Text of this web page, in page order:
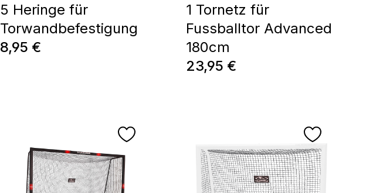
5 Heringe für
Torwandbefestigung
Regulärer Preis:
8,95 €
1 Tornetz für
Fussballtor Advanced
180cm
Regulärer Preis:
23,95 €